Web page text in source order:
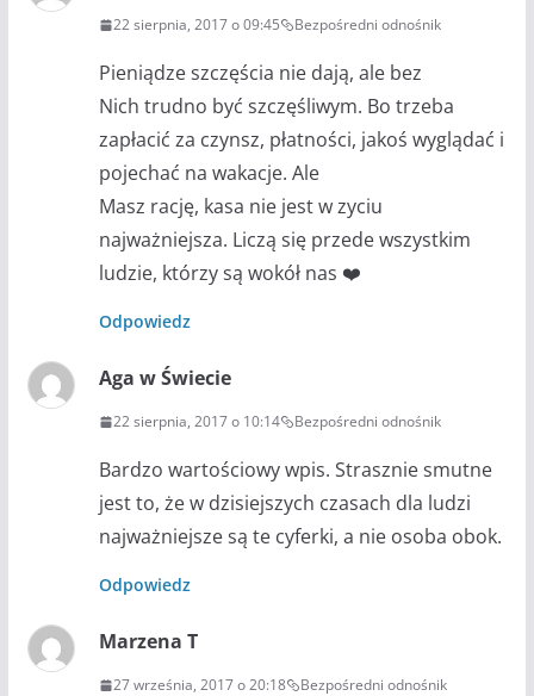
22 sierpnia, 2017 o 09:45 Bezpośredni odnośnik
Pieniądze szczęścia nie dają, ale bez
Nich trudno być szczęśliwym. Bo trzeba
zapłacić za czynsz, płatności, jakoś wyglądać i
pojechać na wakacje. Ale
Masz rację, kasa nie jest w zyciu
najważniejsza. Liczą się przede wszystkim
ludzie, którzy są wokół nas ❤️
Odpowiedz
Aga w Świecie
22 sierpnia, 2017 o 10:14 Bezpośredni odnośnik
Bardzo wartościowy wpis. Strasznie smutne
jest to, że w dzisiejszych czasach dla ludzi
najważniejsze są te cyferki, a nie osoba obok.
Odpowiedz
Marzena T
27 września, 2017 o 20:18 Bezpośredni odnośnik